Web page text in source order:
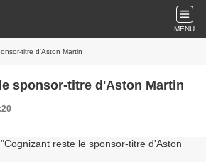
MENU
titre d'Aston Martin
sponsor-titre d'Aston Martin